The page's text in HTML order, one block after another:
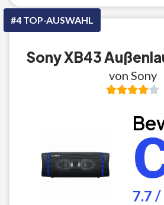
#4 TOP-AUSWAHL
Sony XB43
von Sony
7.7 /